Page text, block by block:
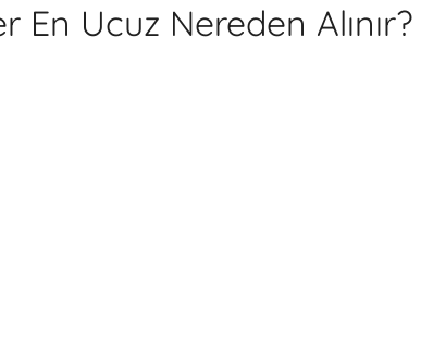
En Ucuz Nereden Alınır?